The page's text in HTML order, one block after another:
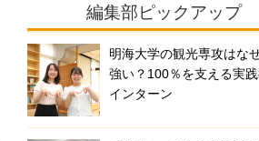
編集部ピックアップ
明海大学の観光専攻はな
強い？100％を支える実践
インターン